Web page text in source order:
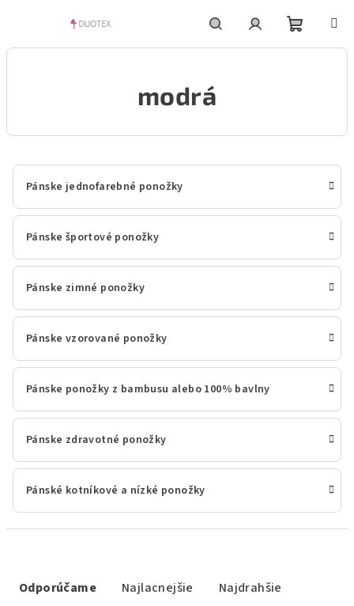
HľadaťPrihlásenie
modrá
Pánske jednofarebné ponožky
Pánske športové ponožky
Pánske zimné ponožky
Pánske vzorované ponožky
Pánske ponožky z bambusu alebo 100% bavlny
Pánske zdravotné ponožky
Pánské kotníkové a nízké ponožky
Odporúčame Najlacnejšie Najdrahšie